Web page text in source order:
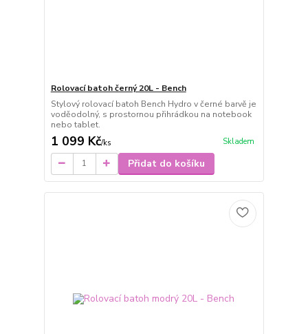
Rolovací batoh černý 20L - Bench
Stylový rolovací batoh Bench Hydro v černé barvě je
voděodolný, s prostornou přihrádkou na notebook
nebo tablet.
1 099 Kč/ks Skladem
Přidat do košíku